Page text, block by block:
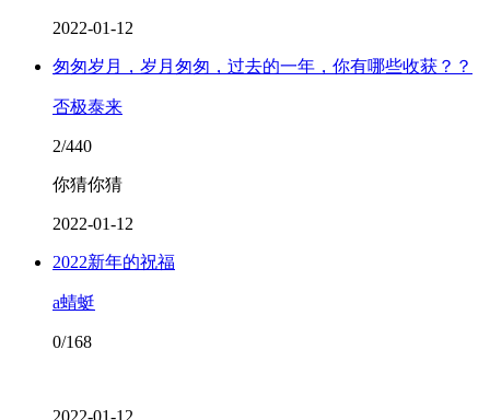
2022-01-12
匆匆岁月，岁月匆匆，过去的一年，你有哪些收获？？
否极泰来
2/440
你猜你猜
2022-01-12
2022新年的祝福
a蜻蜓
0/168
2022-01-12